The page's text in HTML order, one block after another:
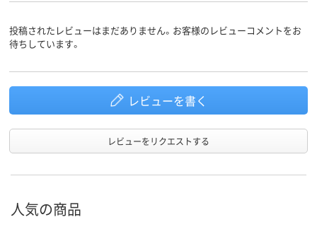
投稿されたレビューはまだありません。お客様のレビューコメントをお
待ちしています。
レビューを書く
レビューをリクエストする
人気の商品